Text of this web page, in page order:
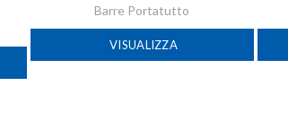
Barre Portatutto
VISUALIZZA